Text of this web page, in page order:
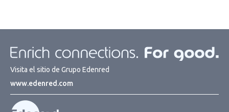
Visita el sitio de Grupo Edenred
www.edenred.com